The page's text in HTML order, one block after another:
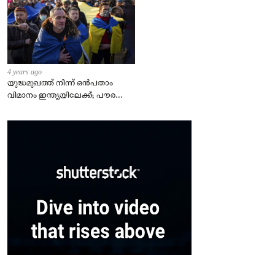
4 years ago
യുദ്ധമുഖത്ത് നിന്ന് ഒൻപതാം
വിമാനം ഇന്ത്യയിലേക്ക്; പൗരന്മാർ
– കേന്ദ്രം